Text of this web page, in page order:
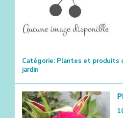
Catégorie: Plantes et produits
jardin